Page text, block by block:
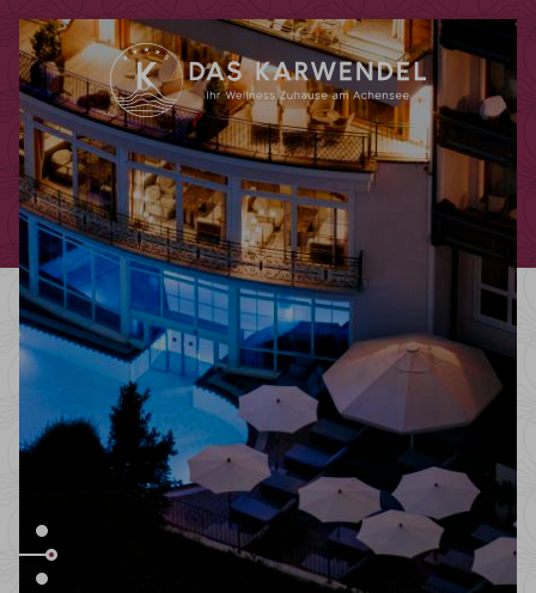
Codes einlösen
Hier können Sie Ihre Aktionscodes
oder Gutscheine einlösen.
Aktuell akzeptieren wir folgende
Codes:
Bonuscode
Gutscheine